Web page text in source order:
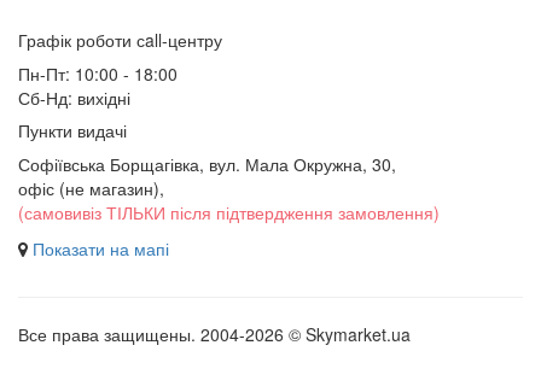
Графік роботи сall-центру
Пн-Пт: 10:00 - 18:00
Сб-Нд: вихідні
Пункти видачі
Софіївська Борщагівка, вул. Мала Окружна, 30,
офіс (не магазин),
(самовивіз ТІЛЬКИ після підтвердження замовлення)
Показати на мапі
Все права защищены. 2004-2026 © Skymarket.ua